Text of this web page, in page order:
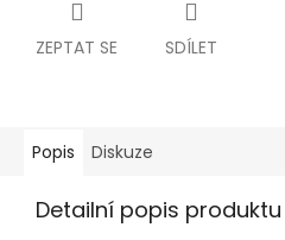
ZEPTAT SE SDÍLET
Popis Diskuze
Detailní popis produktu